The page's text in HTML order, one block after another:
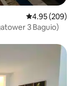
Calificación
4.95 (209)
3 Baguio)